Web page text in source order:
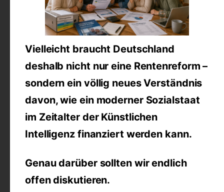
Vielleicht braucht Deutschland
deshalb nicht nur eine Rentenreform –
sondern ein völlig neues Verständnis
davon, wie ein moderner Sozialstaat
im Zeitalter der Künstlichen
Intelligenz finanziert werden kann.
Genau darüber sollten wir endlich
offen diskutieren.